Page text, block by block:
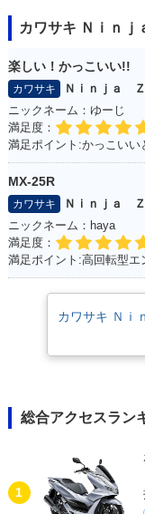
カワサキ Ｎｉｎ
楽しい！かっこいい!!
カワサキ
Ｎｉｎｊａ
ニックネーム：ゆーじ
満足度：
MX-25R
カワサキ
Ｎｉｎｊａ
ニックネーム：haya
満足度：
満足ポイント:高回転型エ
カワサキ Ｎｉ
総合アクセスラン
1